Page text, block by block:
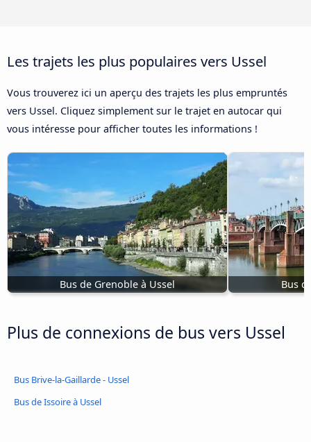
Les trajets les plus populaires vers Ussel
Vous trouverez ici un aperçu des trajets les plus empruntés
vers Ussel. Cliquez simplement sur le trajet en autocar qui
vous intéresse pour afficher toutes les informations !
Bus de Grenoble à Ussel Bus
Plus de connexions de bus vers Ussel
Bus Brive-la-Gaillarde - Ussel
Bus de Issoire à Ussel